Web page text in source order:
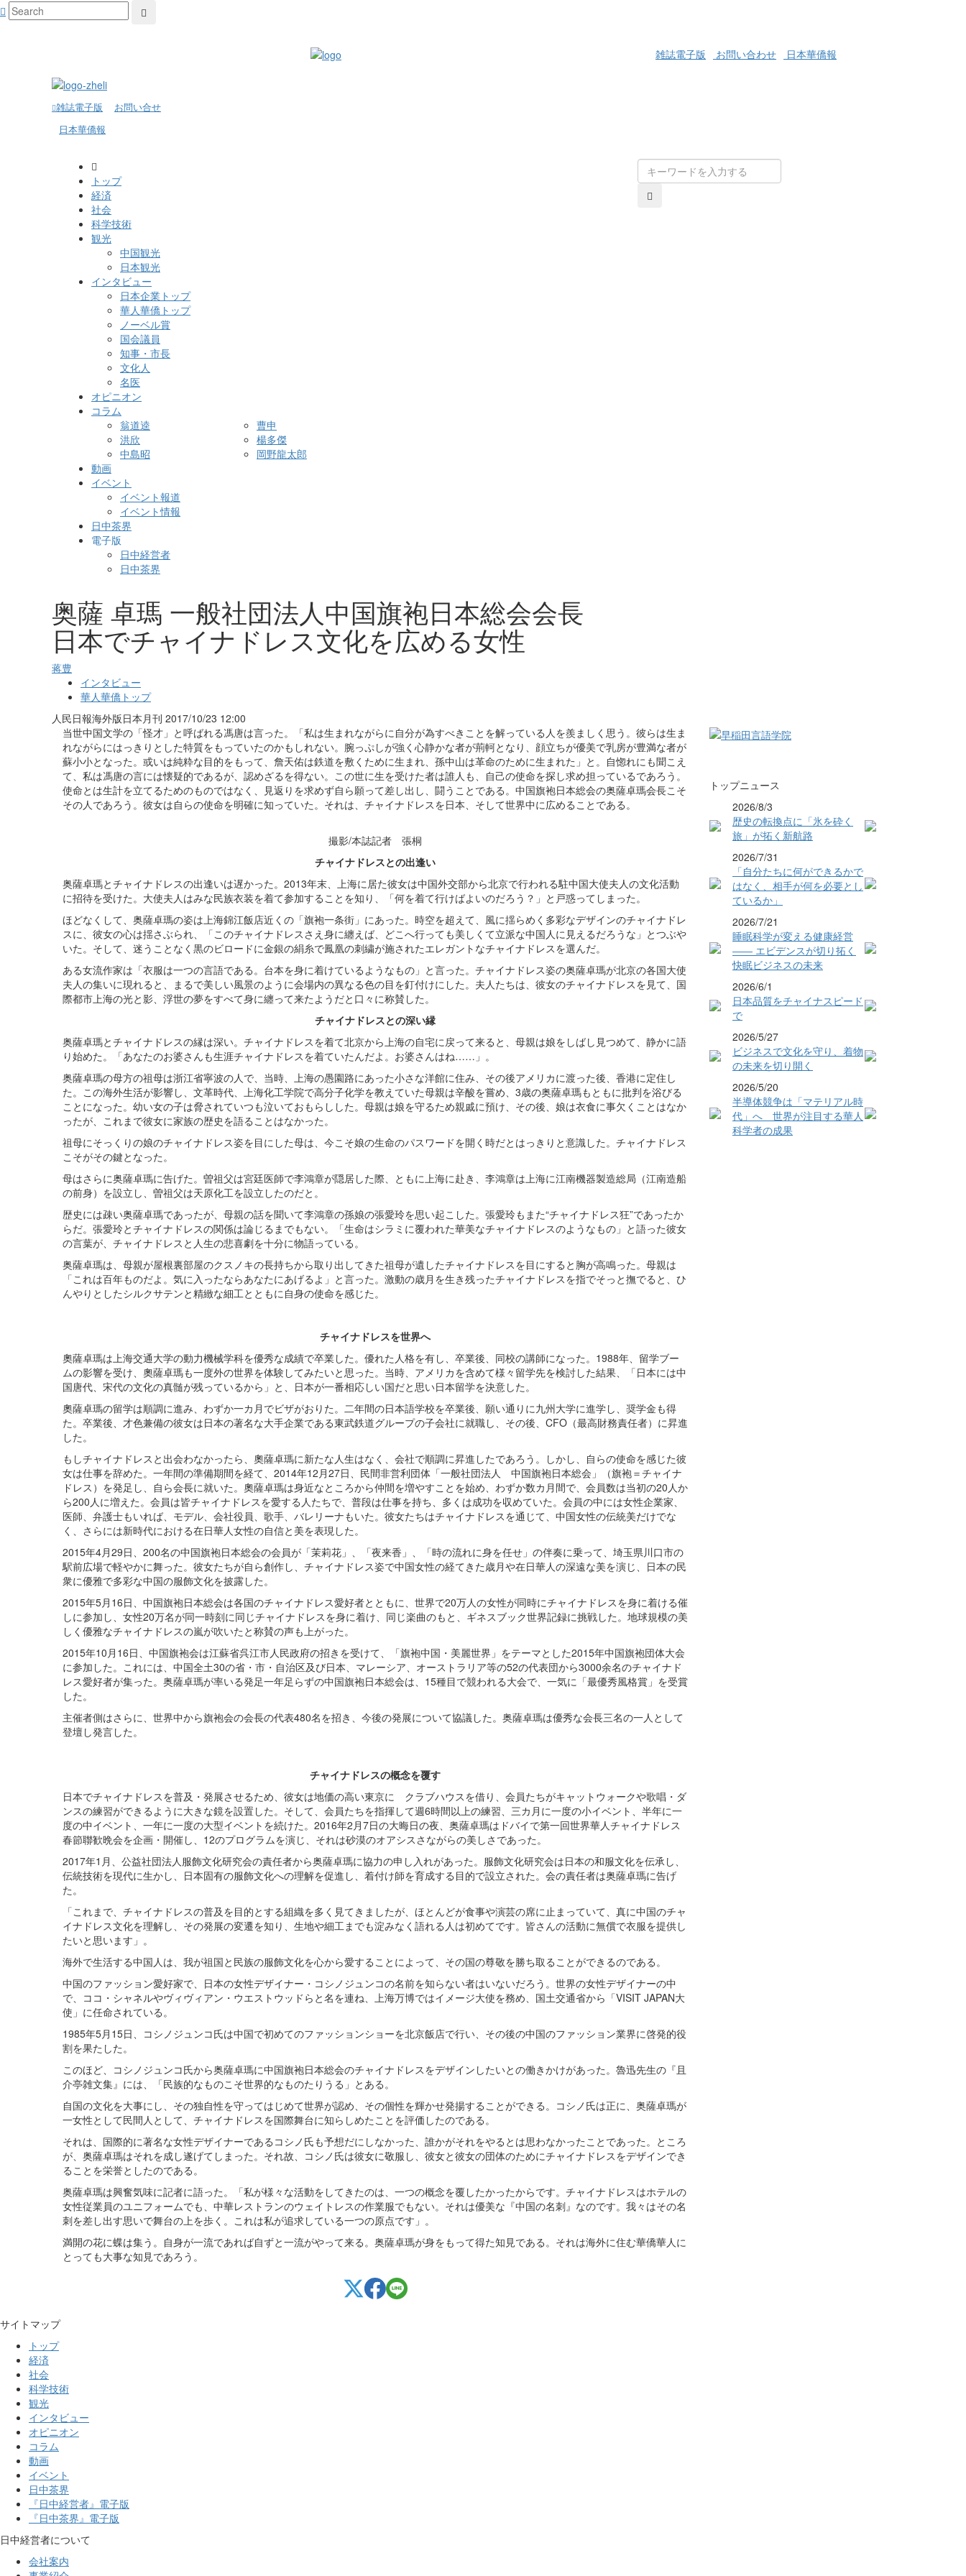
雑誌電子版 お問い合わせ 日本華僑報
雑誌電子版
お問い合せ
日本華僑報
トップ
経済
社会
科学技術
観光
中国観光
日本観光
インタビュー
日本企業トップ
華人華僑トップ
ノーベル賞
国会議員
知事・市長
文化人
名医
オピニオン
コラム
翁道逵
洪欣
中島昭
曹申
楊多傑
岡野龍太郎
動画
イベント
イベント報道
イベント情報
日中茶界
電子版
日中経営者
日中茶界
奥薩 卓瑪 一般社団法人中国旗袍日本総会会長
日本でチャイナドレス文化を広める女性
蒋豊
インタビュー
華人華僑トップ
人民日報海外版日本月刊 2017/10/23 12:00
当世中国文学の「怪才」と呼ばれる馮唐は言った。「私は生まれながらに自分が為すべきことを解っている人を羨ましく思う。彼らは生ま
れながらにはっきりとした特質をもっていたのかもしれない。腕っぷしが強く心静かな者が荊軻となり、顔立ちが優美で乳房が豊満な者が
蘇小小となった。或いは純粋な目的をもって、詹天佑は鉄道を敷くために生まれ、孫中山は革命のために生まれた」と。自惚れにも聞こえ
て、私は馮唐の言には懐疑的であるが、認めざるを得ない。この世に生を受けた者は誰人も、自己の使命を探し求め担っているであろう。
使命とは生計を立てるためのものではなく、見返りを求めず自ら願って差し出し、闘うことである。中国旗袍日本総会の奥薩卓瑪会長こそ
その人であろう。彼女は自らの使命を明確に知っていた。それは、チャイナドレスを日本、そして世界中に広めることである。
撮影/本誌記者 張桐
チャイナドレスとの出逢い
奥薩卓瑪とチャイナドレスの出逢いは遅かった。2013年末、上海に居た彼女は中国外交部から北京で行われる駐中国大使夫人の文化活動
に招待を受けた。大使夫人はみな民族衣装を着て参加することを知り、「何を着て行けばよいのだろう？」と戸惑ってしまった。
ほどなくして、奥薩卓瑪の姿は上海錦江飯店近くの「旗袍一条街」にあった。時空を超えて、風に揺らめく多彩なデザインのチャイナドレ
スに、彼女の心は揺さぶられ、「このチャイナドレスさえ身に纏えば、どこへ行っても美しくて立派な中国人に見えるだろうな」とつぶや
いた。そして、迷うことなく黒のビロードに金銀の絹糸で鳳凰の刺繍が施されたエレガントなチャイナドレスを選んだ。
ある女流作家は「衣服は一つの言語である。台本を身に着けているようなもの」と言った。チャイナドレス姿の奥薩卓瑪が北京の各国大使
夫人の集いに現れると、まるで美しい風景のように会場内の異なる色の目を釘付けにした。夫人たちは、彼女のチャイナドレスを見て、国
際都市上海の光と影、浮世の夢をすべて身に纏って来たようだと口々に称賛した。
チャイナドレスとの深い縁
奥薩卓瑪とチャイナドレスの縁は深い。チャイナドレスを着て北京から上海の自宅に戻って来ると、母親は娘をしばし見つめて、静かに語
り始めた。「あなたのお婆さんも生涯チャイナドレスを着ていたんだよ。お婆さんはね……」。
奥薩卓瑪の母方の祖母は浙江省寧波の人で、当時、上海の愚園路にあった小さな洋館に住み、その後アメリカに渡った後、香港に定住し
た。この海外生活が影響し、文革時代、上海化工学院で高分子化学を教えていた母親は辛酸を嘗め、3歳の奥薩卓瑪もともに批判を浴びる
ことになった。幼い女の子は脅されていつも泣いておもらしした。母親は娘を守るため親戚に預け、その後、娘は衣食に事欠くことはなか
ったが、これまで彼女に家族の歴史を語ることはなかった。
祖母にそっくりの娘のチャイナドレス姿を目にした母は、今こそ娘の生命のパスワードを開く時だとはっきりと意識した。チャイナドレス
こそがその鍵となった。
母はさらに奥薩卓瑪に告げた。曽祖父は宮廷医師で李鴻章が隠居した際、ともに上海に赴き、李鴻章は上海に江南機器製造総局（江南造船
の前身）を設立し、曽祖父は天原化工を設立したのだと。
歴史には疎い奥薩卓瑪であったが、母親の話を聞いて李鴻章の孫娘の張愛玲を思い起こした。張愛玲もまた“チャイナドレス狂”であったか
らだ。張愛玲とチャイナドレスの関係は論じるまでもない。「生命はシラミに覆われた華美なチャイナドレスのようなもの」と語った彼女
の言葉が、チャイナドレスと人生の悲喜劇を十分に物語っている。
奥薩卓瑪は、母親が屋根裏部屋のクスノキの長持ちから取り出してきた祖母が遺したチャイナドレスを目にすると胸が高鳴った。母親は
「これは百年ものだよ。気に入ったならあなたにあげるよ」と言った。激動の歳月を生き残ったチャイナドレスを指でそっと撫でると、ひ
んやりとしたシルクサテンと精緻な細工とともに自身の使命を感じた。
チャイナドレスを世界へ
奧薩卓瑪は上海交通大学の動力機械学科を優秀な成績で卒業した。優れた人格を有し、卒業後、同校の講師になった。1988年、留学ブー
ムの影響を受け、奧薩卓瑪も一度外の世界を体験してみたいと思った。当時、アメリカを含めて様々留学先を検討した結果、「日本には中
国唐代、宋代の文化の真髄が残っているから」と、日本が一番相応しい国だと思い日本留学を決意した。
奧薩卓瑪の留学は順調に進み、わずか一カ月でビザがおりた。二年間の日本語学校を卒業後、願い通りに九州大学に進学し、奨学金も得
た。卒業後、才色兼備の彼女は日本の著名な大手企業である東武鉄道グループの子会社に就職し、その後、CFO（最高財務責任者）に昇進
した。
もしチャイナドレスと出会わなかったら、奧薩卓瑪に新たな人生はなく、会社で順調に昇進したであろう。しかし、自らの使命を感じた彼
女は仕事を辞めた。一年間の準備期間を経て、2014年12月27日、民間非営利団体「一般社団法人 中国旗袍日本総会」（旗袍＝チャイナ
ドレス）を発足し、自ら会長に就いた。奧薩卓瑪は身近なところから仲間を増やすことを始め、わずか数カ月間で、会員数は当初の20人か
ら200人に増えた。会員は皆チャイナドレスを愛する人たちで、普段は仕事を持ち、多くは成功を収めていた。会員の中には女性企業家、
医師、弁護士もいれば、モデル、会社役員、歌手、バレリーナもいた。彼女たちはチャイナドレスを通じて、中国女性の伝統美だけでな
く、さらには新時代における在日華人女性の自信と美を表現した。
2015年4月29日、200名の中国旗袍日本総会の会員が「茉莉花」、「夜来香」、「時の流れに身を任せ」の伴奏に乗って、埼玉県川口市の
駅前広場で軽やかに舞った。彼女たちが自ら創作し、チャイナドレス姿で中国女性の経てきた歳月や在日華人の深遠な美を演じ、日本の民
衆に優雅で多彩な中国の服飾文化を披露した。
2015年5月16日、中国旗袍日本総会は各国のチャイナドレス愛好者とともに、世界で20万人の女性が同時にチャイナドレスを身に着ける催
しに参加し、女性20万名が同一時刻に同じチャイナドレスを身に着け、同じ楽曲のもと、ギネスブック世界記録に挑戦した。地球規模の美
しく優雅なチャイナドレスの嵐が吹いたと称賛の声も上がった。
2015年10月16日、中国旗袍会は江蘇省呉江市人民政府の招きを受けて、「旗袍中国・美麗世界」をテーマとした2015年中国旗袍団体大会
に参加した。これには、中国全土30の省・市・自治区及び日本、マレーシア、オーストラリア等の52の代表団から3000余名のチャイナド
レス愛好者が集った。奥薩卓瑪が率いる発足一年足らずの中国旗袍日本総会は、15種目で競われる大会で、一気に「最優秀風格賞」を受賞
した。
主催者側はさらに、世界中から旗袍会の会長の代表480名を招き、今後の発展について協議した。奥薩卓瑪は優秀な会長三名の一人として
登壇し発言した。
チャイナドレスの概念を覆す
日本でチャイナドレスを普及・発展させるため、彼女は地価の高い東京に クラブハウスを借り、会員たちがキャットウォークや歌唱・ダ
ンスの練習ができるように大きな鏡を設置した。そして、会員たちを指揮して週6時間以上の練習、三カ月に一度の小イベント、半年に一
度の中イベント、一年に一度の大型イベントを続けた。2016年2月7日の大晦日の夜、奥薩卓瑪はドバイで第一回世界華人チャイナドレス
春節聯歓晩会を企画・開催し、12のプログラムを演じ、それは砂漠のオアシスさながらの美しさであった。
2017年1月、公益社団法人服飾文化研究会の責任者から奥薩卓瑪に協力の申し入れがあった。服飾文化研究会は日本の和服文化を伝承し、
伝統技術を現代に生かし、日本固有の服飾文化への理解を促進し、着付け師を育成する目的で設立された。会の責任者は奥薩卓瑪に告げ
た。
「これまで、チャイナドレスの普及を目的とする組織を多く見てきましたが、ほとんどが食事や演芸の席に止まっていて、真に中国のチャ
イナドレス文化を理解し、その発展の変遷を知り、生地や細工までも淀みなく語れる人は初めてです。皆さんの活動に無償で衣服を提供し
たいと思います」。
海外で生活する中国人は、我が祖国と民族の服飾文化を心から愛することによって、その国の尊敬を勝ち取ることができるのである。
中国のファッション愛好家で、日本の女性デザイナー・コシノジュンコの名前を知らない者はいないだろう。世界の女性デザイナーの中
で、ココ・シャネルやヴィヴィアン・ウエストウッドらと名を連ね、上海万博ではイメージ大使を務め、国土交通省から「VISIT JAPAN大
使」に任命されている。
1985年5月15日、コシノジュンコ氏は中国で初めてのファッションショーを北京飯店で行い、その後の中国のファッション業界に啓発的役
割を果たした。
このほど、コシノジュンコ氏から奥薩卓瑪に中国旗袍日本総会のチャイナドレスをデザインしたいとの働きかけがあった。魯迅先生の『且
介亭雑文集』には、「民族的なものこそ世界的なものたりうる」とある。
自国の文化を大事にし、その独自性を守ってはじめて世界が認め、その個性を輝かせ発揚することができる。コシノ氏は正に、奥薩卓瑪が
一女性として民間人として、チャイナドレスを国際舞台に知らしめたことを評価したのである。
それは、国際的に著名な女性デザイナーであるコシノ氏も予想だにしなかった、誰かがそれをやるとは思わなかったことであった。ところ
が、奥薩卓瑪はそれを成し遂げてしまった。それ故、コシノ氏は彼女に敬服し、彼女と彼女の団体のためにチャイナドレスをデザインでき
ることを栄誉としたのである。
奥薩卓瑪は興奮気味に記者に語った。「私が様々な活動をしてきたのは、一つの概念を覆したかったからです。チャイナドレスはホテルの
女性従業員のユニフォームでも、中華レストランのウェイトレスの作業服でもない。それは優美な『中国の名刺』なのです。我々はその名
刺を差し出す思いで舞台の上を歩く。これは私が追求している一つの原点です」。
満開の花に蝶は集う。自身が一流であれば自ずと一流がやって来る。奥薩卓瑪が身をもって得た知見である。それは海外に住む華僑華人に
とっても大事な知見であろう。
トップニュース
2026/8/3
歴史の転換点に「氷を砕く
旅」が拓く新航路
2026/7/31
「自分たちに何ができるかで
はなく、相手が何を必要とし
ているか」
2026/7/21
睡眠科学が変える健康経営
―― エビデンスが切り拓く
快眠ビジネスの未来
2026/6/1
日本品質をチャイナスピード
で
2026/5/27
ビジネスで文化を守り、着物
の未来を切り開く
2026/5/20
半導体競争は「マテリアル時
代」へ 世界が注目する華人
科学者の成果
サイトマップ
トップ
経済
社会
科学技術
観光
インタビュー
オピニオン
コラム
動画
イベント
日中茶界
『日中経営者』電子版
『日中茶界』電子版
日中経営者について
会社案内